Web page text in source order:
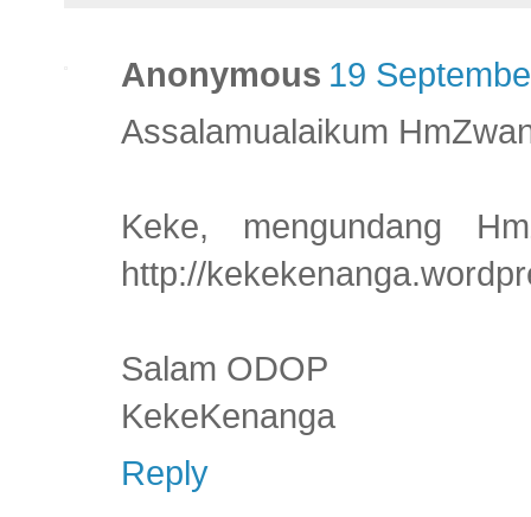
Anonymous 19
Assalamualaikum
Keke, mengundang
http://
Salam ODOP
KekeKenanga
Reply